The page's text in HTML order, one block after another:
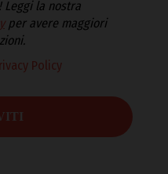
Leggi la nostra
per avere maggiori
Policy